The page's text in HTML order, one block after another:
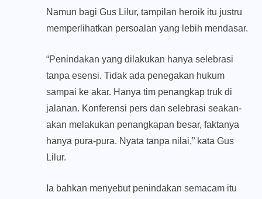
Namun bagi Gus Lilur, tampilan heroik itu justru
memperlihatkan persoalan yang lebih mendasar.
“Penindakan yang dilakukan hanya selebrasi
tanpa esensi. Tidak ada penegakan hukum
sampai ke akar. Hanya tim penangkap truk di
jalanan. Konferensi pers dan selebrasi seakan-
akan melakukan penangkapan besar, faktanya
hanya pura-pura. Nyata tanpa nilai,” kata Gus
Lilur.
Ia bahkan menyebut penindakan semacam itu